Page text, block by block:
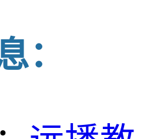
：